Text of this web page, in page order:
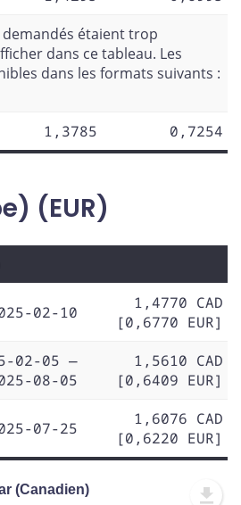
étaient trop
dans ce tableau. Les
dans les formats suivants :
1,3785 0,7254
(EUR)
02-10
1,4770 CAD
[0,6770 EUR]
02-05 —
08-05
1,5610 CAD
[0,6409 EUR]
07-25
1,6076 CAD
[0,6220 EUR]
(Canadien)